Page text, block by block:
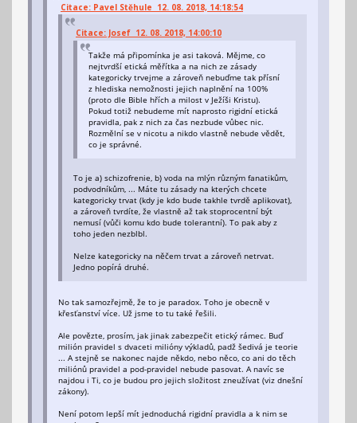
Citace: Pavel Stěhule 12. 08. 2018, 14:18:54
Citace: Josef 12. 08. 2018, 14:00:10
Takže má připomínka je asi taková. Mějme, co
nejtvrdší etická měřítka a na nich ze zásady
kategoricky trvejme a zároveň nebuďme tak přísní
z hlediska nemožnosti jejich naplnění na 100%
(proto dle Bible hřích a milost v Ježíši Kristu).
Pokud totiž nebudeme mít naprosto rigidní etická
pravidla, pak z nich za čas nezbude vůbec nic.
Rozmělní se v nicotu a nikdo vlastně nebude vědět,
co je správné.
To je a) schizofrenie, b) voda na mlýn různým fanatikům,
podvodníkům, ... Máte tu zásady na kterých chcete
kategoricky trvat (kdy je kdo bude takhle tvrdě aplikovat),
a zároveň tvrdíte, že vlastně až tak stoprocentní být
nemusí (vůči komu kdo bude tolerantní). To pak aby z
toho jeden nezblbl.
Nelze kategoricky na něčem trvat a zároveň netrvat.
Jedno popírá druhé.
No tak samozřejmě, že to je paradox. Toho je obecně v
křesťanství více. Už jsme to tu také řešili.
Ale povězte, prosím, jak jinak zabezpečit etický rámec. Buď
milión pravidel s dvaceti milióny výkladů, padž šedivá je teorie
... A stejně se nakonec najde někdo, nebo něco, co ani do těch
miliónů pravidel a pod-pravidel nebude pasovat. A navíc se
najdou i Ti, co je budou pro jejich složitost zneužívat (viz dnešní
zákony).
Není potom lepší mít jednoduchá rigidní pravidla a k nim se